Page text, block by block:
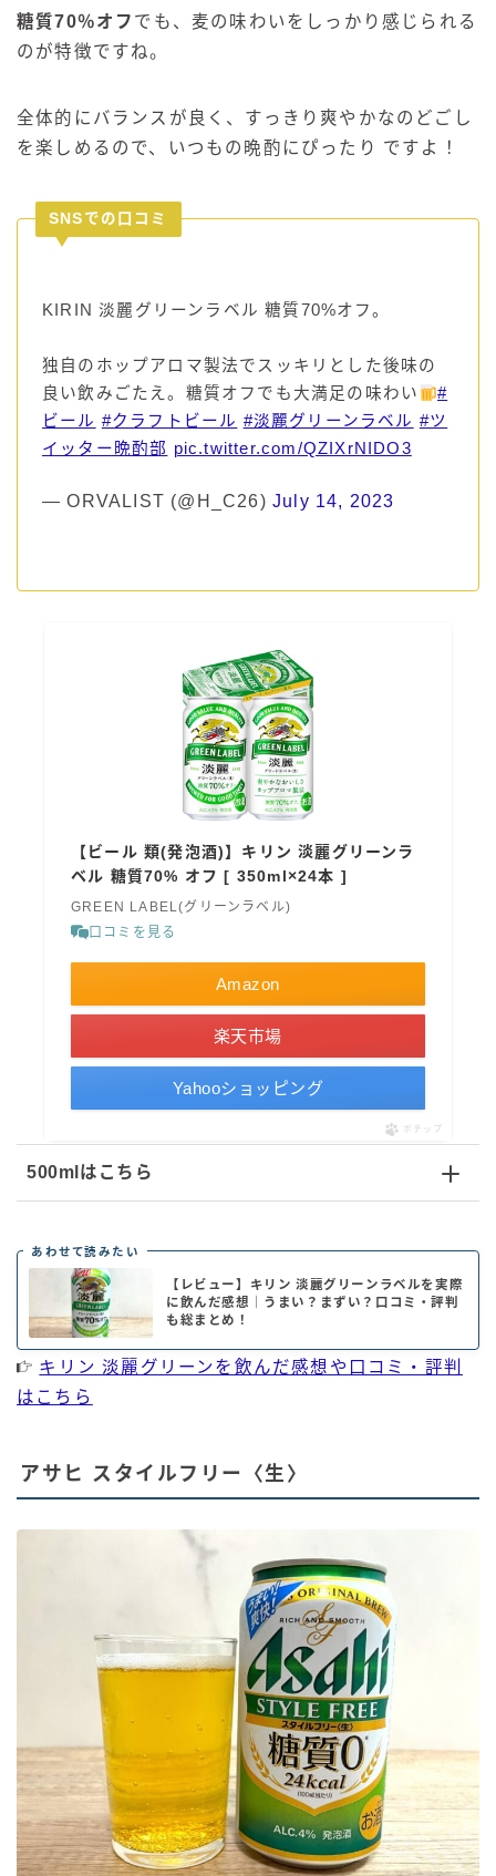
糖質70％オフ でも、麦の味わいをしっかり感じられる
のが特徴ですね。
全体的にバランスが良く、すっきり爽やかなのどごし
を楽しめるので、いつもの晩酌にぴったり ですよ！
SNSでの口コミ
KIRIN 淡麗グリーンラベル 糖質70%オフ。
独自のホップアロマ製法でスッキリとした後味の
良い飲みごたえ。糖質オフでも大満足の味わい
#
ビール #クラフトビール #淡麗グリーンラベル #ツ
イッター晩酌部 pic.twitter.com/QZIXrNIDO3
— ORVALIST (@H_C26) July 14, 2023
【ビール 類(発泡酒)】キリン 淡麗グリーンラ
ベル 糖質70% オフ [ 350ml×24本 ]
GREEN LABEL(グリーンラベル)
口コミを見る
Amazon
楽天市場
Yahooショッピング
ポチップ
500mlはこちら
あわせて読みたい
【レビュー】キリン 淡麗グリーンラベルを実際
に飲んだ感想｜うまい？まずい？口コミ・評判
も総まとめ！
キリン 淡麗グリーンを飲んだ感想や口コミ・評判
はこちら
アサヒ スタイルフリー〈生〉